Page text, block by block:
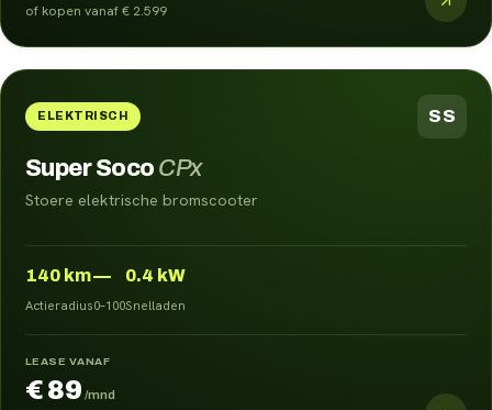
of kopen vanaf€ 2.599
ELEKTRISCH SS
Super Soco CPx
Stoere elektrische bromscooter
140 km
Actieradius
—
0–100
0.4 kW
Snelladen
LEASE VANAF
€ 89 /mnd